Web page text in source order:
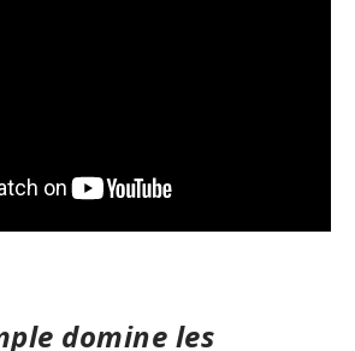
domine les